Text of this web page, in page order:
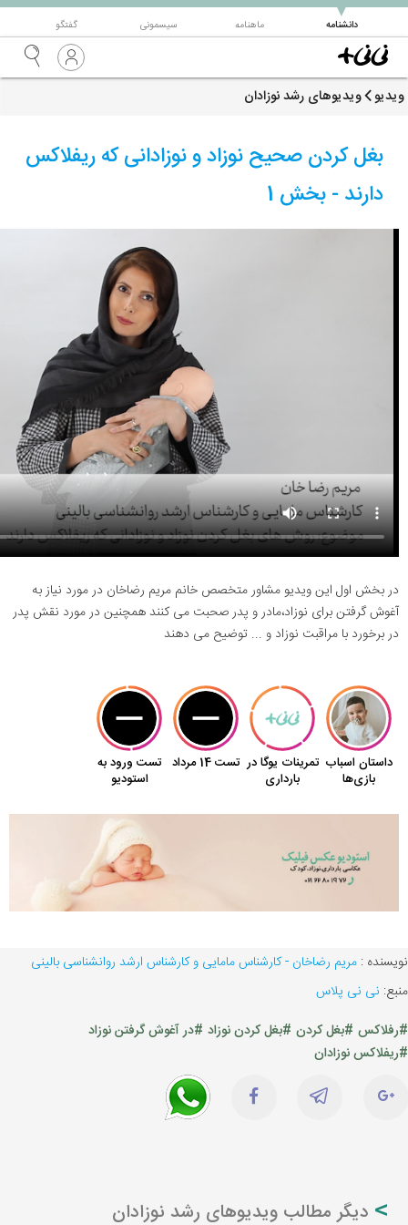
دانشنامه
▼ ماهنامه سیسمونی گفتگو
ویدیو ویدیوهای رشد نوزادان
بغل کردن صحیح نوزاد و نوزادانی که ریفلاکس
دارند - بخش 1
در بخش اول این ویدیو مشاور متخصص خانم مریم رضاخان در مورد نیاز به
آغوش گرفتن برای نوزاد،مادر و پدر صحبت می کنند همچنین در مورد نقش پدر
در برخورد با مراقبت نوزاد و ... توضیح می دهند
نویسنده : مریم رضاخان - کارشناس مامایی و کارشناس ارشد روانشناسی بالینی
منبع: نی نی پلاس
#رفلاکس #بغل کردن #بغل کردن نوزاد #در آغوش گرفتن نوزاد
#ریفلاکس نوزادان
دیگر مطالب ویدیوهای رشد نوزادان